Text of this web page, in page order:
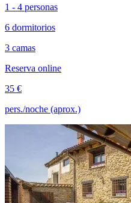
1 - 4 personas
6 dormitorios
3 camas
Reserva online
35 €
pers./noche (aprox.)